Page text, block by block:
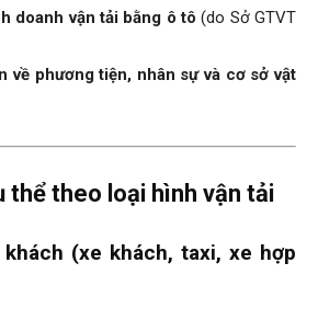
doanh vận tải bằng ô tô (do Sở GTVT
về phương tiện, nhân sự và cơ sở vật
thể theo loại hình vận tải
(xe khách, taxi, xe hợp